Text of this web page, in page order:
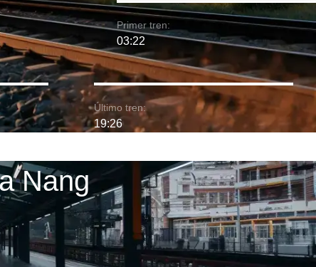
Primer tren:
03:22
Último tren:
19:26
Nang